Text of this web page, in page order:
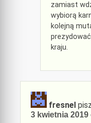
zamiast
wybiorą
kolejną
kraju.
fresnel
3 kwietnia 2019